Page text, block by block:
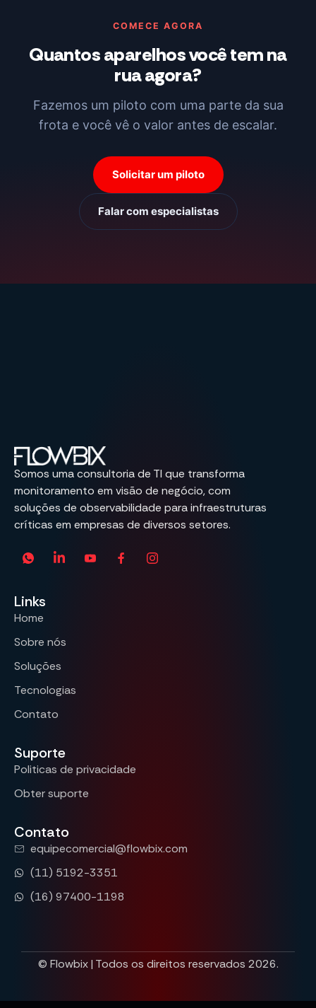
COMECE AGORA
Quantos aparelhos você tem na
rua agora?
Fazemos um piloto com uma parte da sua
frota e você vê o valor antes de escalar.
Solicitar um piloto
Falar com especialistas
Somos uma consultoria de TI que transforma
monitoramento em visão de negócio, com
soluções de observabilidade para infraestruturas
críticas em empresas de diversos setores.
Links
Home
Sobre nós
Soluções
Tecnologias
Contato
Suporte
Politicas de privacidade
Obter suporte
Contato
equipecomercial@flowbix.com
(11) 5192-3351
(16) 97400-1198
© Flowbix | Todos os direitos reservados 2026.